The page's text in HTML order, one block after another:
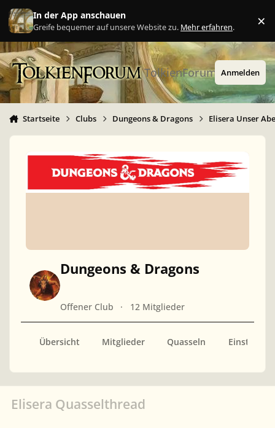
Zu Inhalt springen
In der App anschauen
Greife bequemer auf unsere Website zu. Mehr erfahren. ×
TolkienForum Anmelden
Startseite Clubs Dungeons & Dragons Elisera Unser
Dungeons & Dragons
Offener Club 12 Mitglieder
Übersicht Mitglieder Quasseln
Elisera Quasselthread